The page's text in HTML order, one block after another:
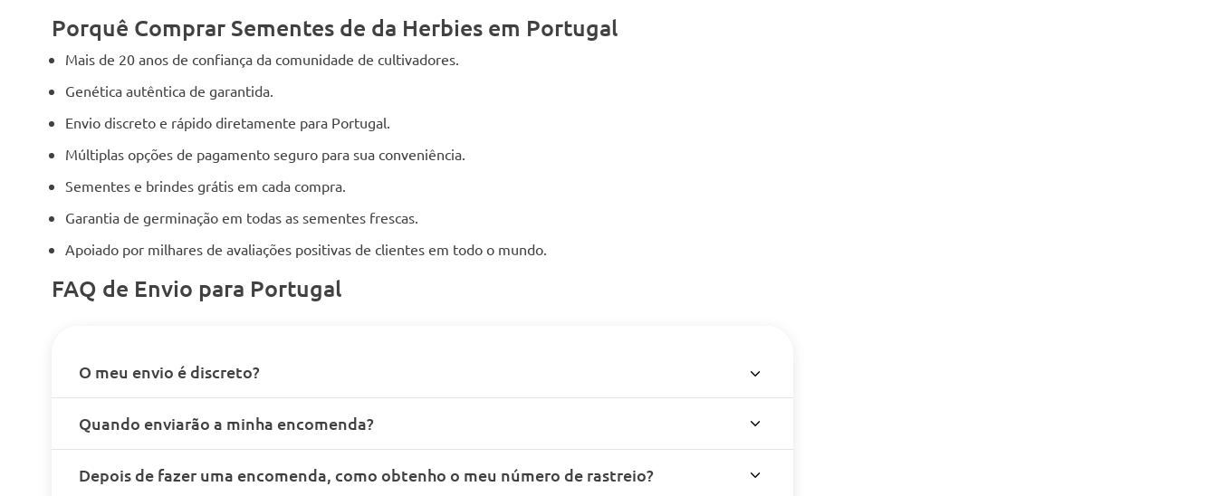
Porquê Comprar Sementes de da Herbies em Portugal
Mais de 20 anos de confiança da comunidade de cultivadores.
Genética autêntica de garantida.
Envio discreto e rápido diretamente para Portugal.
Múltiplas opções de pagamento seguro para sua conveniência.
Sementes e brindes grátis em cada compra.
Garantia de germinação em todas as sementes frescas.
Apoiado por milhares de avaliações positivas de clientes em todo o mundo.
FAQ de Envio para Portugal
O meu envio é discreto?
Quando enviarão a minha encomenda?
Depois de fazer uma encomenda, como obtenho o meu número de rastreio?